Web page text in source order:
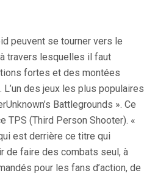
peuvent se tourner vers le
travers lesquelles il faut
fortes et des montées
des jeux les plus populaires
Battlegrounds ». Ce
TPS (Third Person Shooter). «
est derrière ce titre qui
de faire des combats seul, à
pour les fans d’action, de